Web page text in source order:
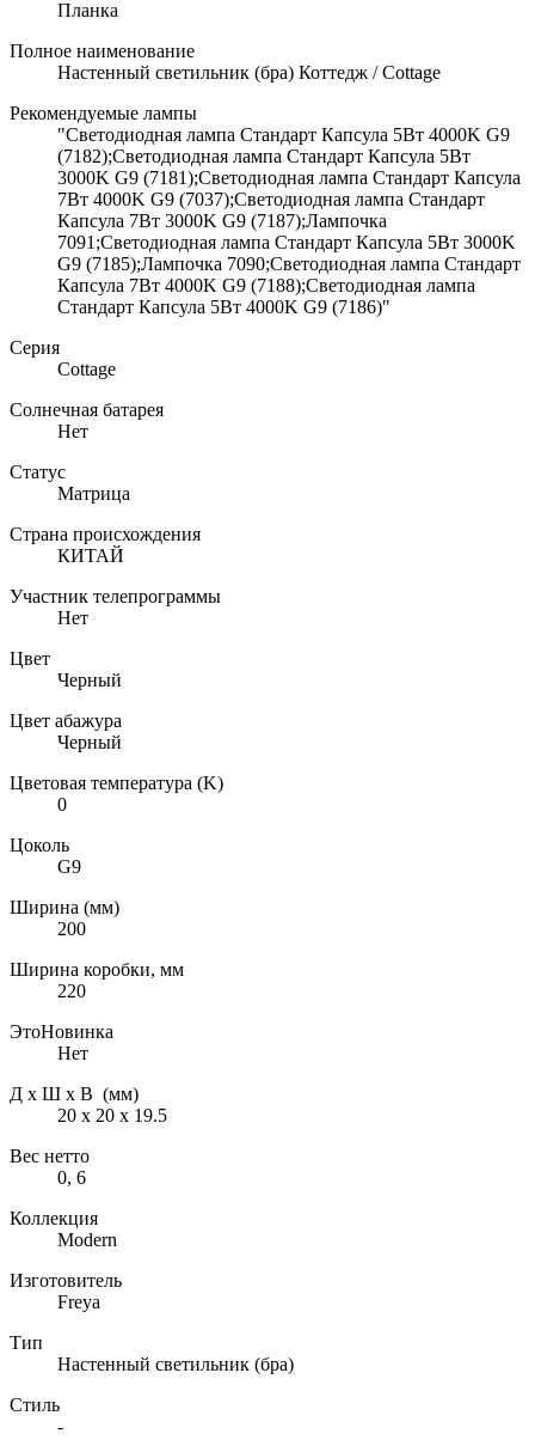
Планка
Полное наименование
Настенный светильник (бра) Коттедж / Cottage
Рекомендуемые лампы
"Светодиодная лампа Стандарт Капсула 5Вт 4000K G9
(7182);Светодиодная лампа Стандарт Капсула 5Вт
3000K G9 (7181);Светодиодная лампа Стандарт Капсула
7Вт 4000K G9 (7037);Светодиодная лампа Стандарт
Капсула 7Вт 3000K G9 (7187);Лампочка
7091;Светодиодная лампа Стандарт Капсула 5Вт 3000K
G9 (7185);Лампочка 7090;Светодиодная лампа Стандарт
Капсула 7Вт 4000K G9 (7188);Светодиодная лампа
Стандарт Капсула 5Вт 4000K G9 (7186)"
Серия
Cottage
Солнечная батарея
Нет
Статус
Матрица
Страна происхождения
КИТАЙ
Участник телепрограммы
Нет
Цвет
Черный
Цвет абажура
Черный
Цветовая температура (K)
0
Цоколь
G9
Ширина (мм)
200
Ширина коробки, мм
220
ЭтоНовинка
Нет
Д х Ш х В (мм)
20 х 20 х 19.5
Вес нетто
0, 6
Коллекция
Modern
Изготовитель
Freya
Тип
Настенный светильник (бра)
Стиль
-